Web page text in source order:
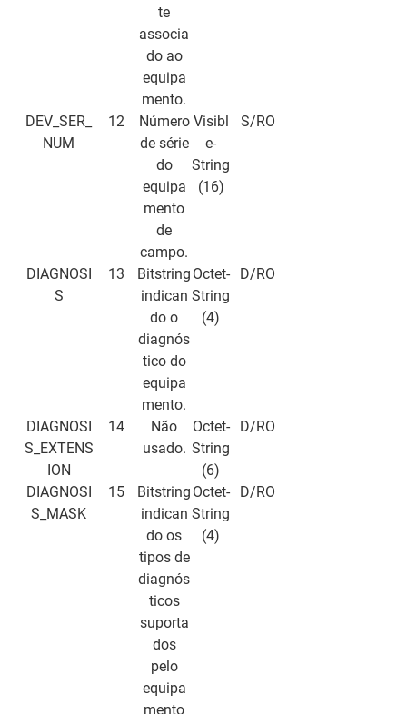
te
associa
do ao
equipa
mento.
DEV_SER_
NUM
12
Número
de série
do
equipa
mento
de
campo.
Visibl
e-
String
(16)
S/RO
DIAGNOSI
S
13
Bitstring
indican
do o
diagnós
tico do
equipa
mento.
Octet-
String
(4)
D/RO
DIAGNOSI
S_EXTENS
ION
14
Não
usado.
Octet-
String
(6)
D/RO
DIAGNOSI
S_MASK
15
Bitstring
indican
do os
tipos de
diagnós
ticos
suporta
dos
pelo
equipa
mento
Octet-
String
(4)
D/RO